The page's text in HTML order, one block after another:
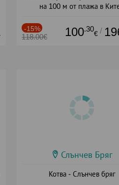
на 100 м от плажа в
-15%
118.00€ 100.30
€ /
Слънчев Бряг
Котва - Слънчев бряг